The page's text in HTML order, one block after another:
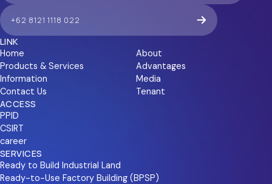
+62 8121 1118 022
LINK
Home
About
Products & Services
Advantages
Information
Media
Contact Us
Tenant
ACCESS
PPID
CSIRT
career
SERVICES
Ready to Build Industrial Land
Ready-to-Use Factory Building (BPSP)